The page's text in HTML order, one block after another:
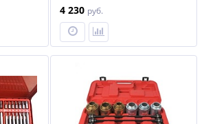
4 230 руб.